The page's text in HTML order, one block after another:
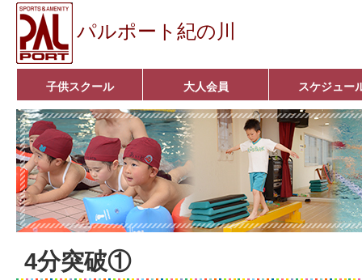
パルポート紀の川
子供スクール
ベビーコース
幼児コース
小学生コース
育成コース
選手コース
キッズパーク(体操教室)
子どもダンス教室
■入会案内■
大人会員
アクア悠々クラブ
いきいきコース
■入会案内■
スケジュー
4分突破①